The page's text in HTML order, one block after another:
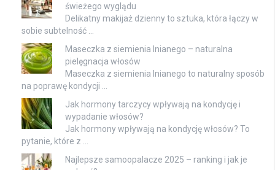
świeżego wyglądu
Delikatny makijaż dzienny to sztuka, która łączy w
sobie subtelność …
Maseczka z siemienia lnianego – naturalna
pielęgnacja włosów
Maseczka z siemienia lnianego to naturalny sposób
na poprawę kondycji …
Jak hormony tarczycy wpływają na kondycję i
wypadanie włosów?
Jak hormony wpływają na kondycję włosów? To
pytanie, które z …
Najlepsze samoopalacze 2025 – ranking i jak je